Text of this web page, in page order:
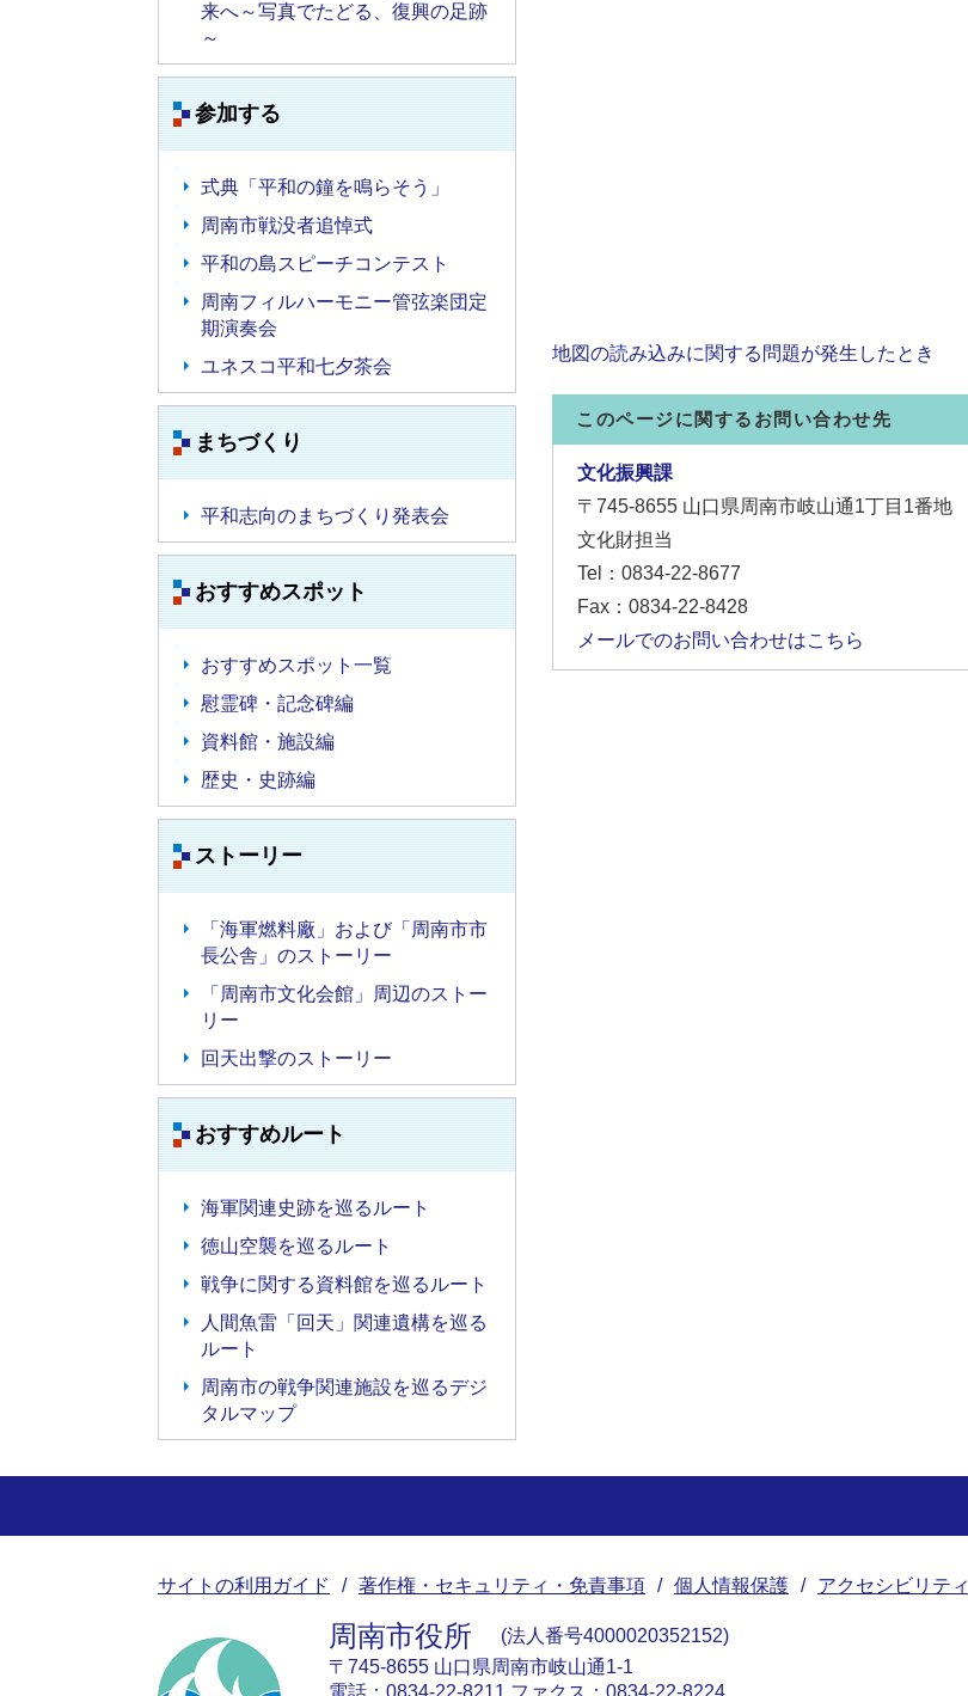
来へ～写真でたどる、復興の足跡
～
参加する
式典「平和の鐘を鳴らそう」
周南市戦没者追悼式
平和の島スピーチコンテスト
周南フィルハーモニー管弦楽団定
期演奏会
ユネスコ平和七夕茶会
まちづくり
平和志向のまちづくり発表会
おすすめスポット
おすすめスポット一覧
慰霊碑・記念碑編
資料館・施設編
歴史・史跡編
ストーリー
「海軍燃料廠」および「周南市市
長公舎」のストーリー
「周南市文化会館」周辺のストー
リー
回天出撃のストーリー
おすすめルート
海軍関連史跡を巡るルート
徳山空襲を巡るルート
戦争に関する資料館を巡るルート
人間魚雷「回天」関連遺構を巡る
ルート
周南市の戦争関連施設を巡るデジ
タルマップ
地図の読み込みに関する問題が発生したとき
このページに関するお問い合わせ先
文化振興課
〒745-8655 山口県周南市岐山通1丁目1番地
文化財担当
Tel：0834-22-8677
Fax：0834-22-8428
メールでのお問い合わせはこちら
サイトの利用ガイド 著作権・セキュリティ・免責事項 個人情報保護 アクセシビリティ
周南市役所
法人番号4000020352152
〒745-8655 山口県周南市岐山通1-1
電話：0834-22-8211 ファクス：0834-22-8224